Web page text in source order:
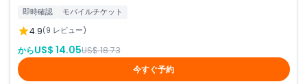
即時確認 モバイルチケット
4.9(9 レビュー)
からUS$ 14.05US$ 18.73
今すぐ予約